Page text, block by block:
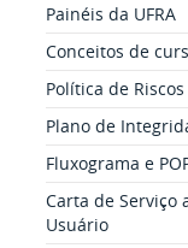
Painéis da UFRA
Conceitos de
Política de Riscos
Plano de
Fluxograma e
Carta de Serviço
Usuário